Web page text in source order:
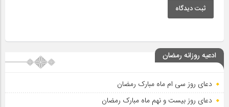
ثبت دیدگاه
ادعیه روزانه رمضان
دعای روز سی ام ماه مبارک رمضان
دعای روز بیست و نهم ماه مبارک رمضان